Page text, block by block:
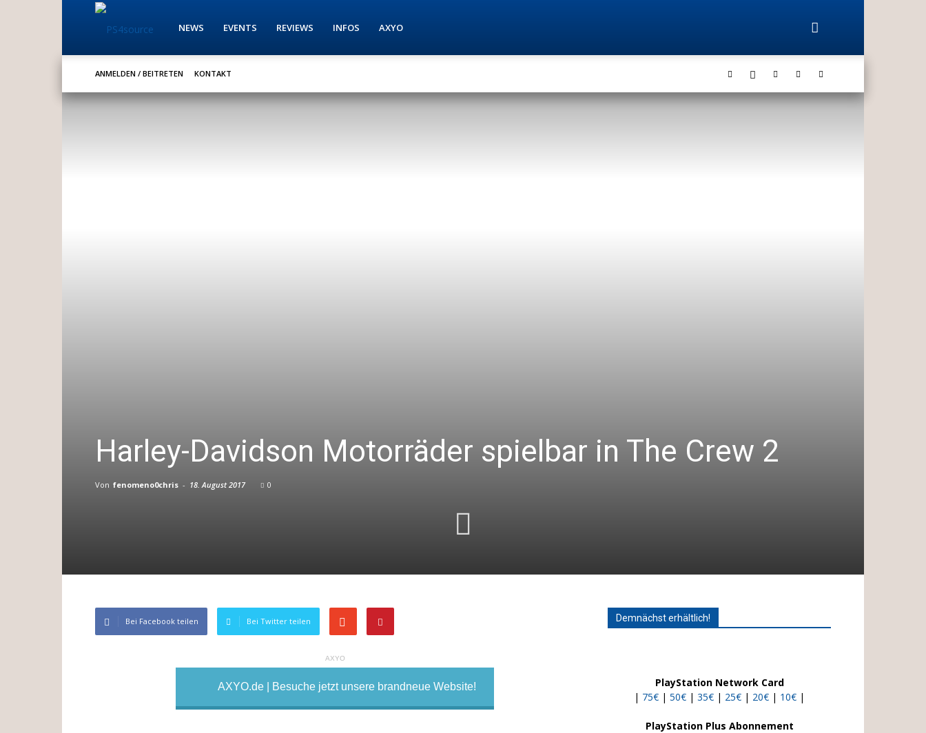
PS4source
NEWS EVENTS REVIEWS INFOS AXYO
ANMELDEN / BEITRETEN KONTAKT
Harley-Davidson Motorräder spielbar in The Crew 2
Von fenomeno0chris - 18. August 2017 0
Bei Facebook teilen Bei Twitter teilen
AXYO
AXYO.de | Besuche jetzt unsere brandneue Website!
Demnächst erhältlich!
PlayStation Network Card
| 75€ | 50€ | 35€ | 25€ | 20€ | 10€ |
PlayStation Plus Abonnement